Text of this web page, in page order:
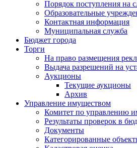
Порядок поступления на
Образовательные
Контактная информация
Муниципальная служба
Бюджет города
Торги
На право размещения
Выдача разрешений на
Аукционы
Текущие аукционы
Архив
Управление имуществом
Комитет по управлению
Результаты проверок в
Документы
Категорированные